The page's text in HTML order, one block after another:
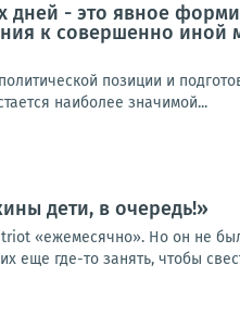
дней - это явное
к совершенно иной
позиции и
наиболее значимой...
дети, в очередь!»
«ежемесячно». Но он не
еще где-то занять, чтобы